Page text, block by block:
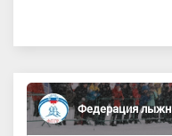
Федерация